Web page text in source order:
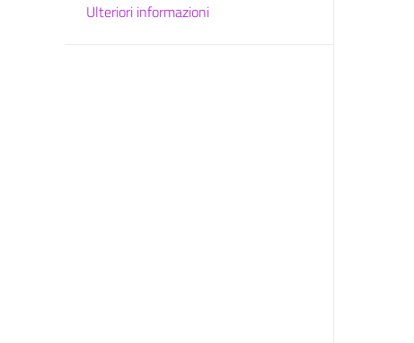
Ulteriori informazioni